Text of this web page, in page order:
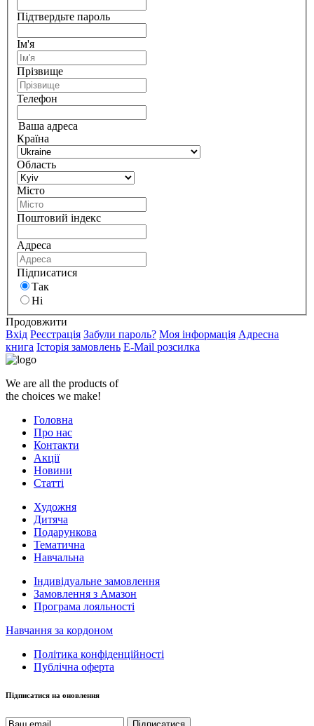
Підтвердьте пароль
Ім'я
Прізвище
Телефон
Ваша адреса
Країна
Область
Місто
Поштовий індекс
Адреса
Підписатися
Так
Ні
Продовжити
Вхід Реєстрація Забули пароль? Моя інформація Адресна
книга Історія замовлень E-Mail розсилка
We are all the products of
the choices we make!
Головна
Про нас
Контакти
Акції
Новини
Статті
Художня
Дитяча
Подарункова
Тематична
Навчальна
Індивідуальне замовлення
Замовлення з Амазон
Програма лояльності
Навчання за кордоном
Політика конфіденційності
Публічна оферта
Підписатися на оновлення